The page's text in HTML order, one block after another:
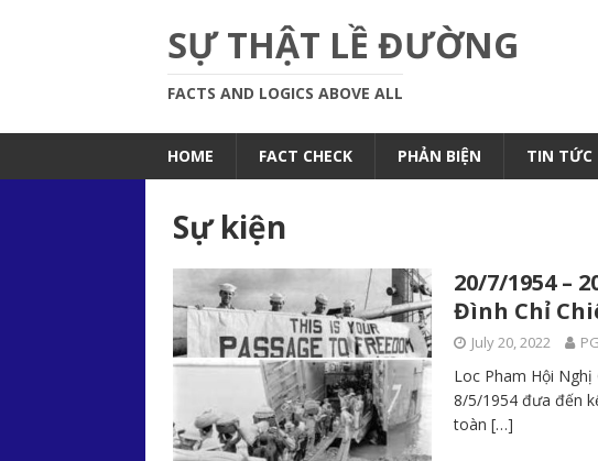
SỰ THẬT LỀ ĐƯỜNG
FACTS AND LOGICS ABOVE ALL
HOME FACT CHECK PHẢN BIỆN TIN TỨC
Sự kiện
20/7/1954 –
Đình Chỉ
July 20, 2022 PG
Loc Pham Hội
8/5/1954 đưa đến
toàn […]